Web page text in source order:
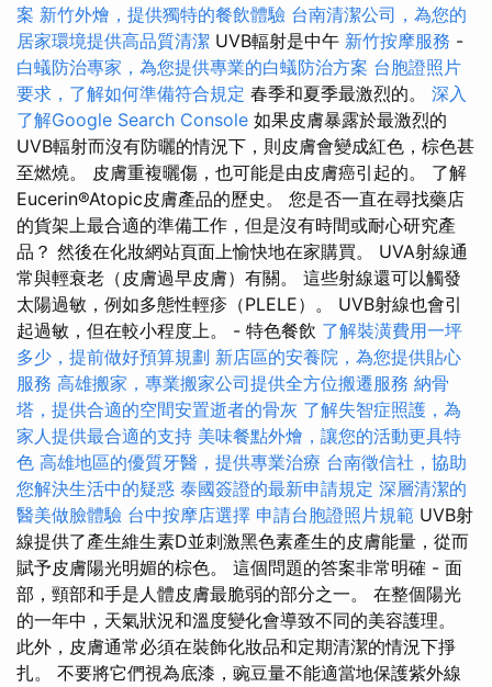
案 新竹外燴，提供獨特的餐飲體驗 台南清潔公司，為您的
居家環境提供高品質清潔 UVB輻射是中午 新竹按摩服務 -
白蟻防治專家，為您提供專業的白蟻防治方案 台胞證照片
要求，了解如何準備符合規定 春季和夏季最激烈的。 深入
了解Google Search Console 如果皮膚暴露於最激烈的
UVB輻射而沒有防曬的情況下，則皮膚會變成紅色，棕色甚
至燃燒。 皮膚重複曬傷，也可能是由皮膚癌引起的。 了解
Eucerin®Atopic皮膚產品的歷史。 您是否一直在尋找藥店
的貨架上最合適的準備工作，但是沒有時間或耐心研究產
品？ 然後在化妝網站頁面上愉快地在家購買。 UVA射線通
常與輕衰老（皮膚過早皮膚）有關。 這些射線還可以觸發
太陽過敏，例如多態性輕疹（PLELE）。 UVB射線也會引
起過敏，但在較小程度上。 - 特色餐飲 了解裝潢費用一坪
多少，提前做好預算規劃 新店區的安養院，為您提供貼心
服務 高雄搬家，專業搬家公司提供全方位搬遷服務 納骨
塔，提供合適的空間安置逝者的骨灰 了解失智症照護，為
家人提供最合適的支持 美味餐點外燴，讓您的活動更具特
色 高雄地區的優質牙醫，提供專業治療 台南徵信社，協助
您解決生活中的疑惑 泰國簽證的最新申請規定 深層清潔的
醫美做臉體驗 台中按摩店選擇 申請台胞證照片規範 UVB射
線提供了產生維生素D並刺激黑色素產生的皮膚能量，從而
賦予皮膚陽光明媚的棕色。 這個問題的答案非常明確 - 面
部，頸部和手是人體皮膚最脆弱的部分之一。 在整個陽光
的一年中，天氣狀況和溫度變化會導致不同的美容護理。
此外，皮膚通常必須在裝飾化妝品和定期清潔的情況下掙
扎。 不要將它們視為底漆，豌豆量不能適當地保護紫外線